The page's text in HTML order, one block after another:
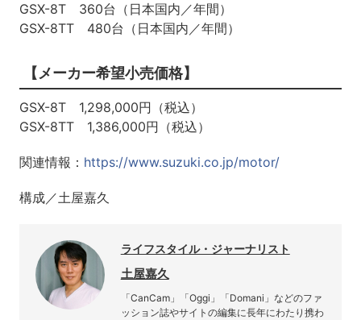
GSX-8T 360台（日本国内／年間）
GSX-8TT 480台（日本国内／年間）
【メーカー希望小売価格】
GSX-8T 1,298,000円（税込）
GSX-8TT 1,386,000円（税込）
関連情報： https://www.suzuki.co.jp/motor/
構成／土屋嘉久
ライフスタイル・ジャーナリスト
土屋嘉久
「CanCam」「Oggi」「Domani」などのファ
ッション誌やサイトの編集に長年にわたり携わ